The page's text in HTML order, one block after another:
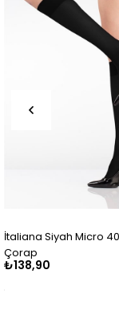
Siyah Micro 40